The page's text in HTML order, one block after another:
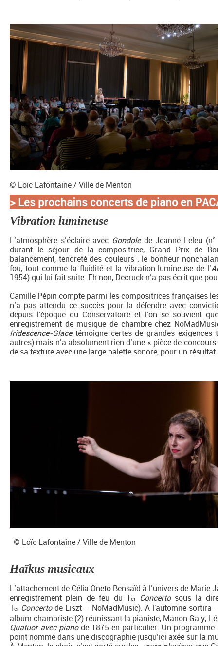
© Loïc Lafontaine / Ville de Menton
> Les prochains concerts de piano en
Vibration lumineuse
L’atmosphère s’éclaire avec Gondole de Jeanne Leleu
durant le séjour de la compositrice, Grand Prix de
balancement, tendreté des couleurs : le bonheur
fou, tout comme la fluidité et la vibration lumineuse de l’
1954) qui lui fait suite. Eh non, Decruck n’a pas écrit que
Camille Pépin compte parmi les compositrices françaises
n’a pas attendu ce succès pour la défendre avec
depuis l’époque du Conservatoire et l’on se souvient
enregistrement de musique de chambre chez
Iridescence-Glacetémoigne certes de grandes exigences
autres) mais n’a absolument rien d’une « pièce de
de sa texture avec une large palette sonore, pour un
© Loïc Lafontaine / Ville de Menton
Haïkus musicaux
L’attachement de Célia Oneto Bensaïd à l’univers de Marie
enregistrement plein de feu du 1er Concertosous la
1 er Concertode Liszt – NoMadMusic). A l'automne sortira
album chambriste (2) réunissant la pianiste, Manon Galy,
Quatuor avec pianode 1875 en particulier. Un programme
point nommé dans une discographie jusqu’ici axée sur la